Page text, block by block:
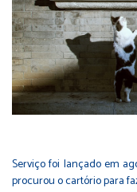
Serviço foi lançado em
procurou o cartório para